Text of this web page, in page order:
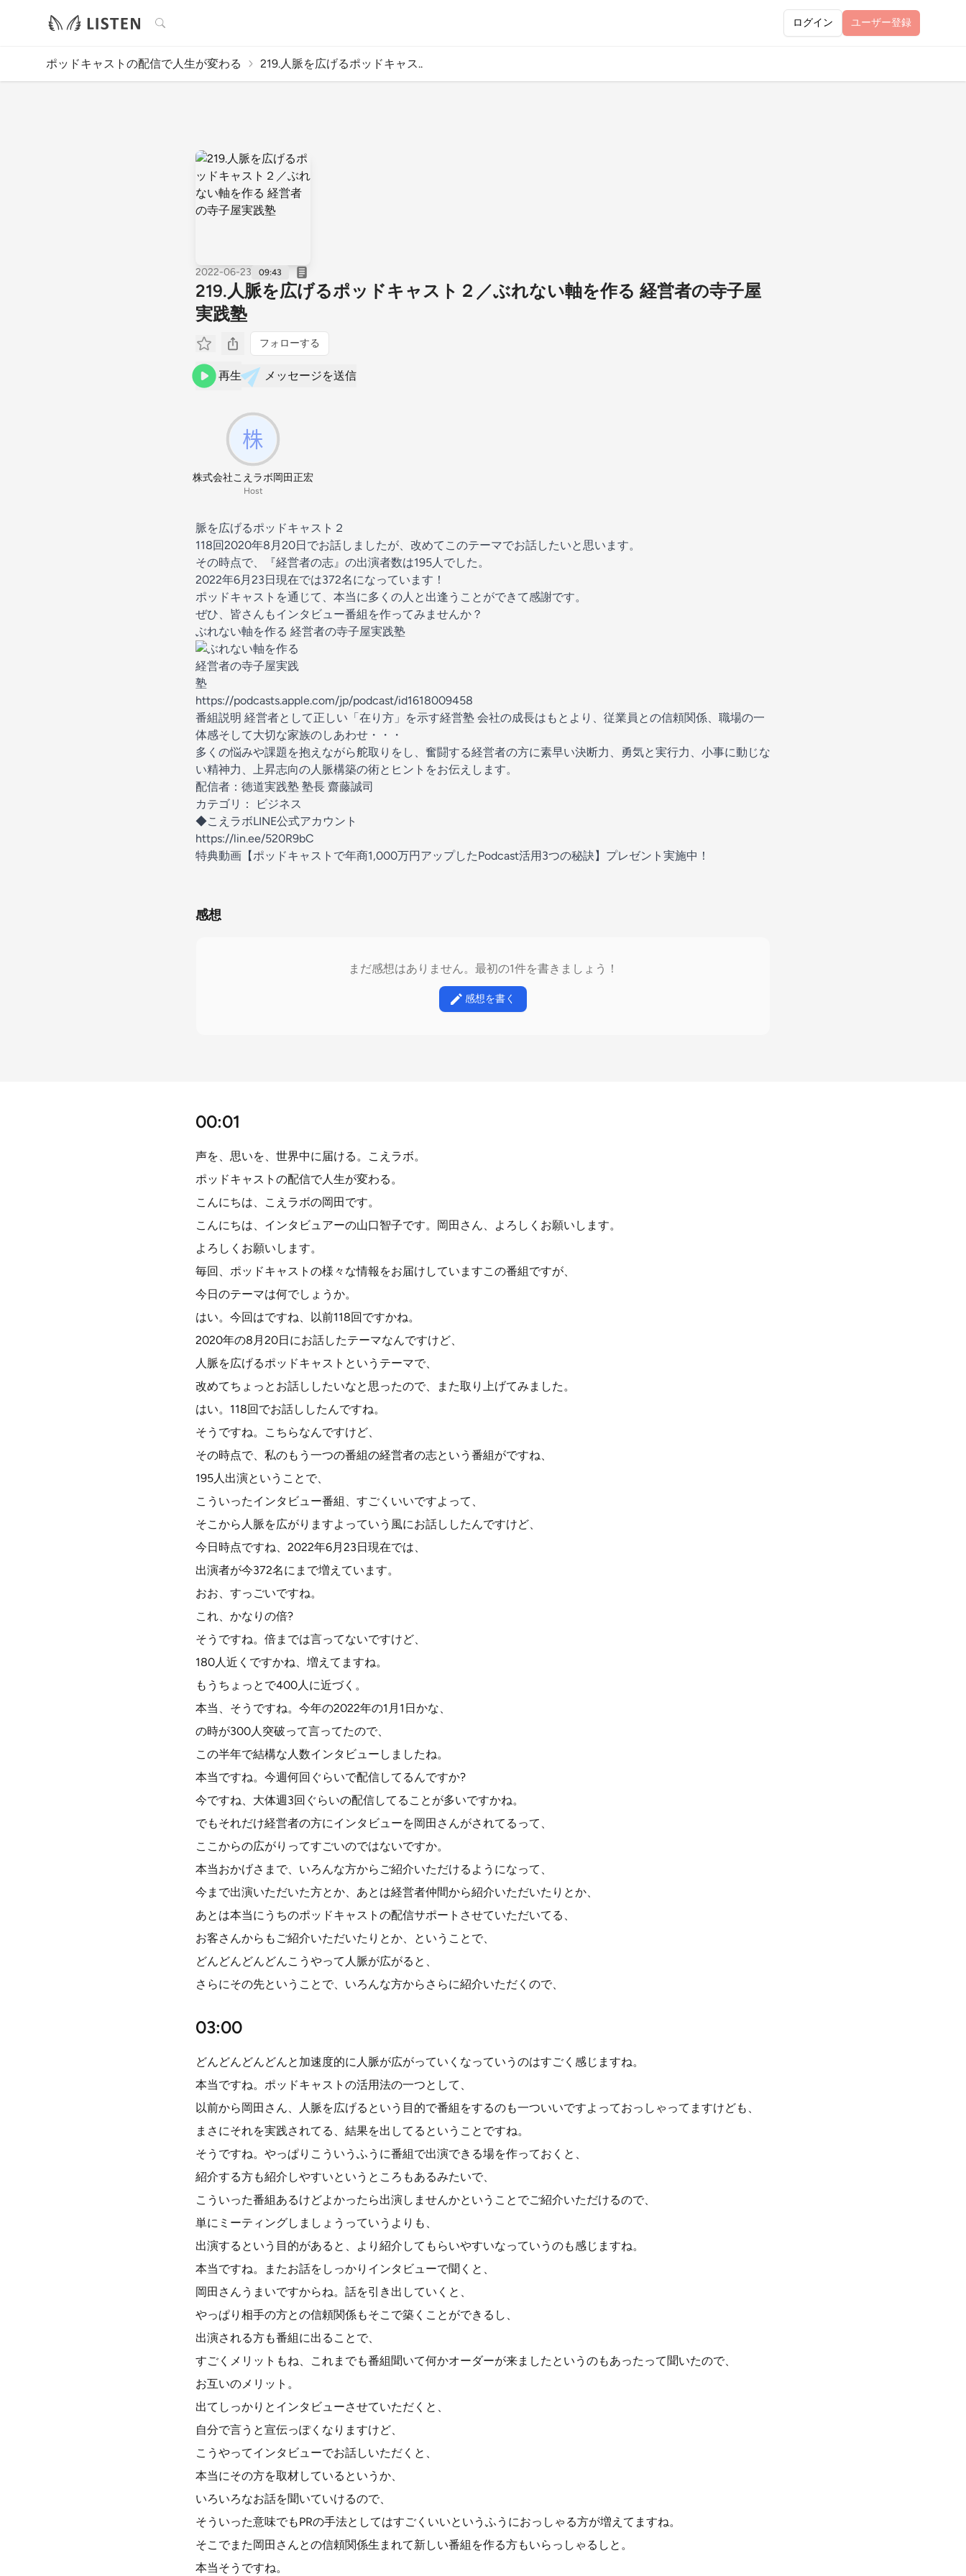
検索 ログイン ユーザー登録
ポッドキャストの配信で人生が変わる 219.人脈を広げるポッドキャス..
2022-06-23 09:43
219.人脈を広げるポッドキャスト２／ぶれない軸を作る 経営者の寺子屋
実践塾
フォローする
再生 メッセージを送信
株式会社こえラボ岡田正宏
Host
脈を広げるポッドキャスト２
118回2020年8月20日でお話しましたが、改めてこのテーマでお話したいと思います。
その時点で、『経営者の志』の出演者数は195人でした。
2022年6月23日現在では372名になっています！
ポッドキャストを通じて、本当に多くの人と出逢うことができて感謝です。
ぜひ、皆さんもインタビュー番組を作ってみませんか？
ぶれない軸を作る 経営者の寺子屋実践塾
https://podcasts.apple.com/jp/podcast/id1618009458
番組説明 経営者として正しい「在り方」を示す経営塾 会社の成長はもとより、従業員との信頼関係、職場の一
体感そして大切な家族のしあわせ・・・
多くの悩みや課題を抱えながら舵取りをし、奮闘する経営者の方に素早い決断力、勇気と実行力、小事に動じな
い精神力、上昇志向の人脈構築の術とヒントをお伝えします。
配信者：徳道実践塾 塾長 齋藤誠司
カテゴリ： ビジネス
◆こえラボLINE公式アカウント
https://lin.ee/520R9bC
特典動画【ポッドキャストで年商1,000万円アップしたPodcast活用3つの秘訣】プレゼント実施中！
感想
まだ感想はありません。最初の1件を書きましょう！
感想を書く
00:01
声を、思いを、世界中に届ける。こえラボ。
ポッドキャストの配信で人生が変わる。
こんにちは、こえラボの岡田です。
こんにちは、インタビュアーの山口智子です。岡田さん、よろしくお願いします。
よろしくお願いします。
毎回、ポッドキャストの様々な情報をお届けしていますこの番組ですが、
今日のテーマは何でしょうか。
はい。今回はですね、以前118回ですかね。
2020年の8月20日にお話したテーマなんですけど、
人脈を広げるポッドキャストというテーマで、
改めてちょっとお話ししたいなと思ったので、また取り上げてみました。
はい。118回でお話ししたんですね。
そうですね。こちらなんですけど、
その時点で、私のもう一つの番組の経営者の志という番組がですね、
195人出演ということで、
こういったインタビュー番組、すごくいいですよって、
そこから人脈を広がりますよっていう風にお話ししたんですけど、
今日時点ですね、2022年6月23日現在では、
出演者が今372名にまで増えています。
おお、すっごいですね。
これ、かなりの倍?
そうですね。倍までは言ってないですけど、
180人近くですかね、増えてますね。
もうちょっとで400人に近づく。
本当、そうですね。今年の2022年の1月1日かな、
の時が300人突破って言ってたので、
この半年で結構な人数インタビューしましたね。
本当ですね。今週何回ぐらいで配信してるんですか?
今ですね、大体週3回ぐらいの配信してることが多いですかね。
でもそれだけ経営者の方にインタビューを岡田さんがされてるって、
ここからの広がりってすごいのではないですか。
本当おかげさまで、いろんな方からご紹介いただけるようになって、
今まで出演いただいた方とか、あとは経営者仲間から紹介いただいたりとか、
あとは本当にうちのポッドキャストの配信サポートさせていただいてる、
お客さんからもご紹介いただいたりとか、ということで、
どんどんどんどんこうやって人脈が広がると、
さらにその先ということで、いろんな方からさらに紹介いただくので、
03:00
どんどんどんどんと加速度的に人脈が広がっていくなっていうのはすごく感じますね。
本当ですね。ポッドキャストの活用法の一つとして、
以前から岡田さん、人脈を広げるという目的で番組をするのも一ついいですよっておっしゃってますけども、
まさにそれを実践されてる、結果を出してるということですね。
そうですね。やっぱりこういうふうに番組で出演できる場を作っておくと、
紹介する方も紹介しやすいというところもあるみたいで、
こういった番組あるけどよかったら出演しませんかということでご紹介いただけるので、
単にミーティングしましょうっていうよりも、
出演するという目的があると、より紹介してもらいやすいなっていうのも感じますね。
本当ですね。またお話をしっかりインタビューで聞くと、
岡田さんうまいですからね。話を引き出していくと、
やっぱり相手の方との信頼関係もそこで築くことができるし、
出演される方も番組に出ることで、
すごくメリットもね、これまでも番組聞いて何かオーダーが来ましたというのもあったって聞いたので、
お互いのメリット。
出てしっかりとインタビューさせていただくと、
自分で言うと宣伝っぽくなりますけど、
こうやってインタビューでお話しいただくと、
本当にその方を取材しているというか、
いろいろなお話を聞いていけるので、
そういった意味でもPRの手法としてはすごくいいというふうにおっしゃる方が増えてますね。
そこでまた岡田さんとの信頼関係生まれて新しい番組を作る方もいらっしゃるしと。
本当そうですね。